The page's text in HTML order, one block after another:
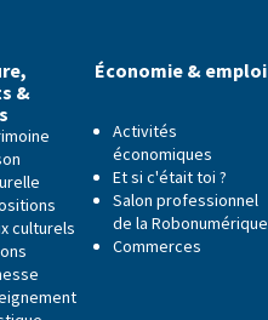
&
culturels
Économie & emploi
Activités
économiques
Et si c'était toi ?
Salon professionnel
de la Robonumérique
Commerces